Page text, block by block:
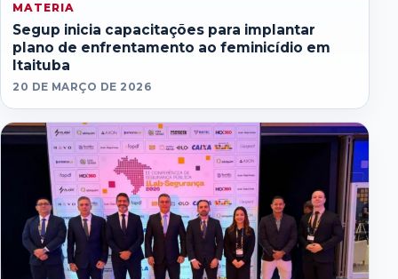
MATERIA
Segup inicia capacitações para implantar
plano de enfrentamento ao feminicídio em
Itaituba
20 DE MARÇO DE 2026